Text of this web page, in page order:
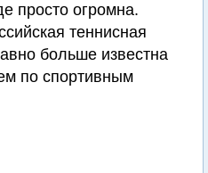
просто огромна.
теннисная
больше известна
по спортивным